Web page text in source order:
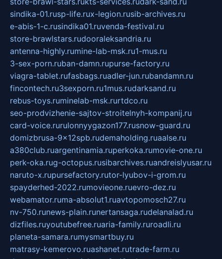
sindika-01.rusp-life.rux-legion.rusib-archives.ru
e-abis-1-c.rusindika01.ruvenda-festival.ru
store-brawlstars.rudooraleksandria.ru
antenna-highly.rumine-lab-msk.ru1-mus.ru
3-sex-porn.ruban-damn.rupurse-factory.ru
viagra-tablet.rufasbags.ruadler-jun.rubandamn.ru
fincontech.ru3sexporn.ru1mus.rudarksand.ru
rebus-toys.ruminelab-msk.rurtdco.ru
seo-prodvizhenie-sajtov-stroitelnyh-kompanij.ru
card-voice.rurulonnyygazon177.rusnow-guard.ru
domizbrusa-9x12spb.rudemaholding.ruaalse.ru
a380club.ruargentinamia.ruperkoka.rumovie-one.ru
perk-oka.rug-octopus.rusibarchives.ruandreislyusar.ru
naruto-x.rupursefactory.rutor-lyubov-i-grom.ru
spayderhed-2022.rumovieone.ruevro-dez.ru
webamator.ruma-absolut1.ruavtopomosch27.ru
nv-750.runews-plain.runertansaga.rudelanalad.ru
dizfiles.ruyoutubefree.ruaria-family.ruroadli.ru
planeta-samara.rumysmartbuy.ru
matrasy-kemerovo.ruashanet.rutrade-farm.ru